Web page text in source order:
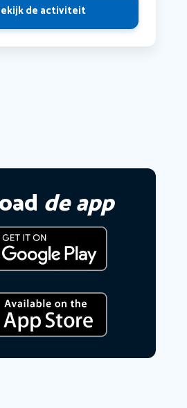
de activiteit
de app